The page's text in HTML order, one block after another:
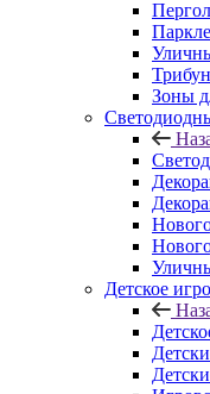
Зоны
Детское